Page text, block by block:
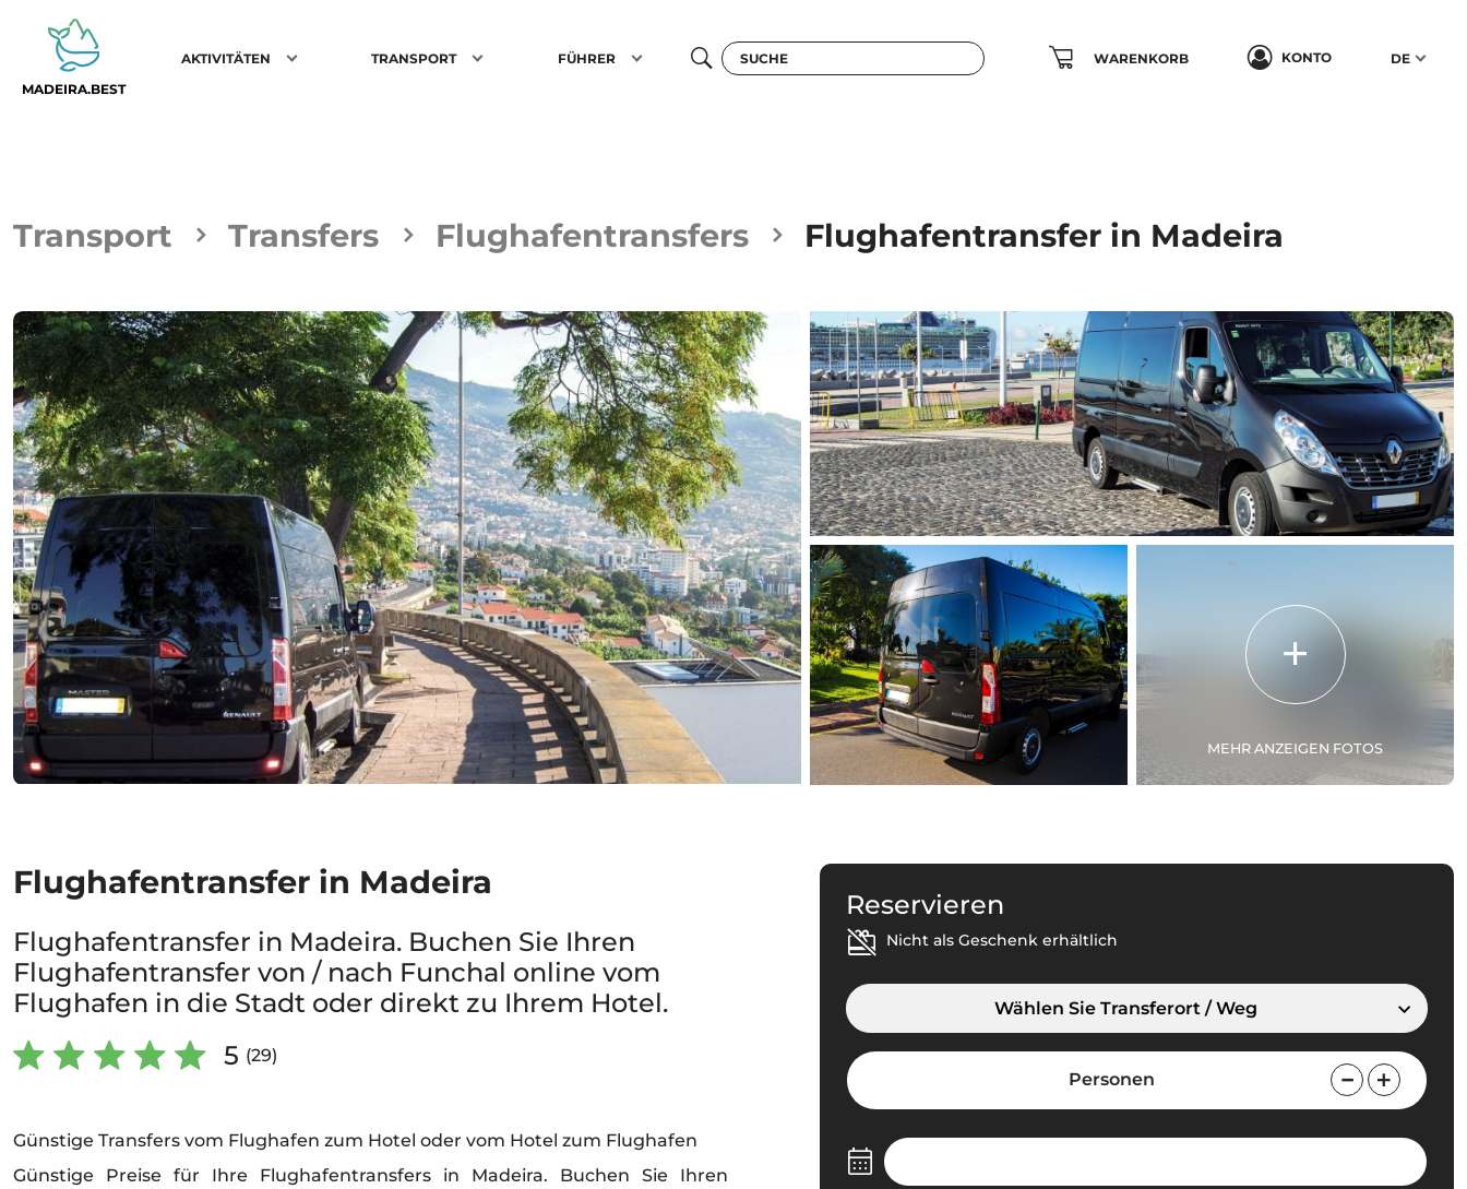
MADEIRA.BEST
AKTIVITÄTEN TRANSPORT FÜHRER WARENKORB KONTO DE
Transport Transfers Flughafentransfers Flughafentransfer in Madeira
MEHR ANZEIGEN FOTOS
Flughafentransfer in Madeira
Flughafentransfer in Madeira. Buchen Sie Ihren
Flughafentransfer von / nach Funchal online vom
Flughafen in die Stadt oder direkt zu Ihrem Hotel.
5 (29)
Günstige Transfers vom Flughafen zum Hotel oder vom Hotel zum Flughafen
Günstige Preise für Ihre Flughafentransfers in Madeira. Buchen Sie Ihren
Reservieren
Nicht als Geschenk erhältlich
Wählen Sie Transferort / Weg
Personen